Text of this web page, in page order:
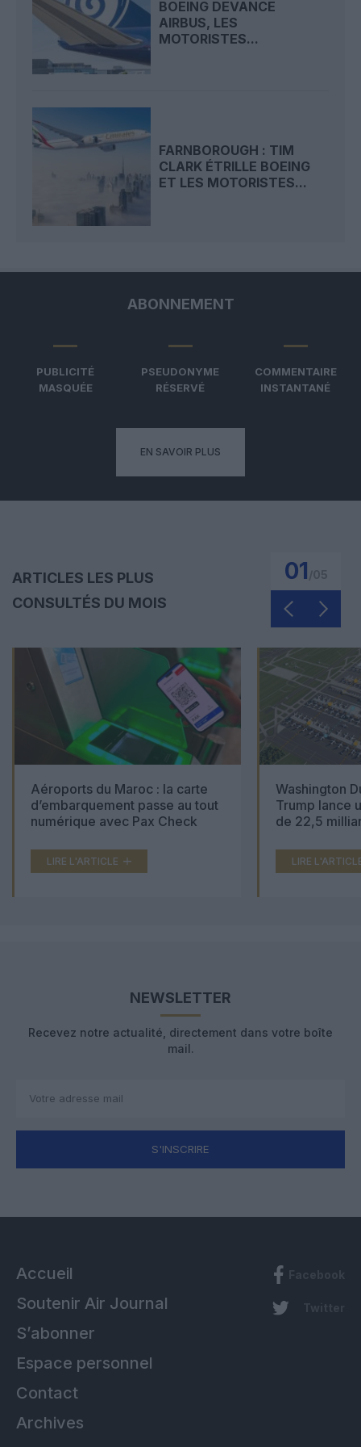
BOEING DEVANCE
AIRBUS, LES
MOTORISTES...
FARNBOROUGH : TIM
CLARK ÉTRILLE BOEING
ET LES MOTORISTES...
ABONNEMENT
PUBLICITÉ
MASQUÉE
PSEUDONYME
RÉSERVÉ
COMMENTAIRE
INSTANTANÉ
EN SAVOIR PLUS
ARTICLES LES PLUS
CONSULTÉS DU MOIS
01
Aéroports du Maroc : la carte
d’embarquement passe au tout
numérique avec Pax Check
LIRE L'ARTICLE
Washington
Trump lance
de 22,5
LIRE
NEWSLETTER
Recevez notre actualité, directement dans votre boîte
mail.
S'INSCRIRE
Accueil
Soutenir Air Journal
S’abonner
Espace personnel
Contact
Archives